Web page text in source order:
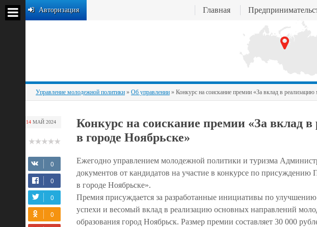
Авторизация Главная
Управление молодежной политики » Об управлении » Конкурс на соискание премии «За вклад в
14МАЙ 2024
Конкурс на соискание премии «За вклад
в городе Ноябрьске»
Ежегодно управлением молодежной политики и туризма
документов от кандидатов на участие в конкурсе по
в городе Ноябрьске».
Премия присуждается за разработанные инициативы по
успехи и весомый вклад в реализацию основных направлений
образования город Ноябрьск. Размер премии составляет 30 000